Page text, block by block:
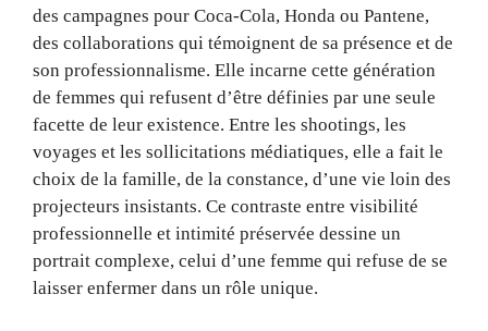
des campagnes pour Coca-Cola, Honda ou Pantene,
des collaborations qui témoignent de sa présence et de
son professionnalisme. Elle incarne cette génération
de femmes qui refusent d’être définies par une seule
facette de leur existence. Entre les shootings, les
voyages et les sollicitations médiatiques, elle a fait le
choix de la famille, de la constance, d’une vie loin des
projecteurs insistants. Ce contraste entre visibilité
professionnelle et intimité préservée dessine un
portrait complexe, celui d’une femme qui refuse de se
laisser enfermer dans un rôle unique.